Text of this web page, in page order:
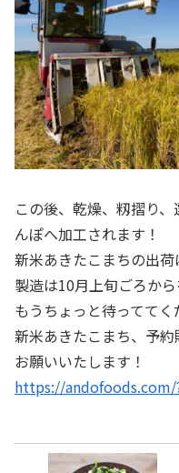
この後、乾燥、籾摺り
んぽへ加工されます！
新米あきたこまちの出
製造は10月上旬ごろから
もうちょっと待っててく
新米あきたこまち、予
お願いいたします！
https://